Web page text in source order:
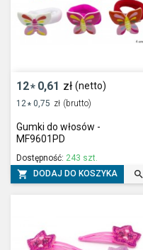
12* 0,61 zł (netto)
12* 0,75 zł (brutto)
Gumki do włosów -
MF9601PD
Dostępność: 243 szt.
 DODAJ DO KOSZYKA 